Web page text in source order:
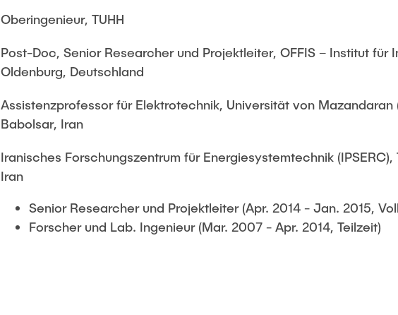
Oberingenieur, TUHH
Post-Doc, Senior Researcher und Projektleiter, OFFIS – Institut für
Oldenburg, Deutschland
Assistenzprofessor für Elektrotechnik, Universität von Mazandaran
Babolsar, Iran
Iranisches Forschungszentrum für Energiesystemtechnik (IPSERC),
Iran
Senior Researcher und Projektleiter (Apr. 2014 - Jan. 2015,
Forscher und Lab. Ingenieur (Mar. 2007 - Apr. 2014, Teilzeit)